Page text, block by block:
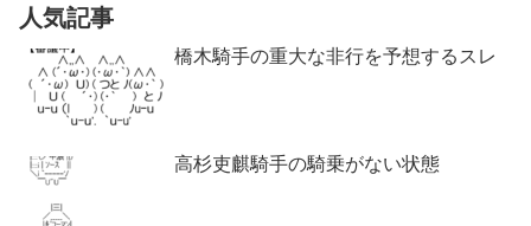
人気記事
橋木騎手の重大な非行を予想するスレ
高杉吏麒騎手の騎乗がない状態